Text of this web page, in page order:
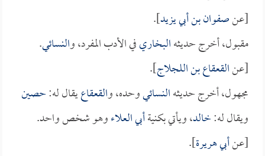
[عنصفوان بن أبي يزيد].
مقبول، أخرج حديثهالبخاريفي الأدب المفرد، والنسائي.
[عنالقعقاع بن اللجلاج].
مجهول، أخرج حديثهالنسائيوحده، والقعقاعيقال له:حصين
ويقال له:خالد، ويأتي بكنيةأبي العلاءوهو شخص واحد.
[عنأبي هريرة].